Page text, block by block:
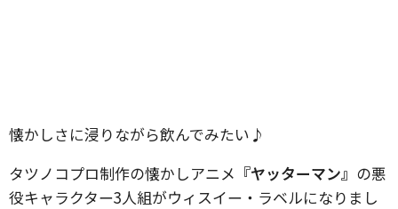
懐かしさに浸りながら飲んでみたい♪
タツノコプロ制作の懐かしアニメ 『ヤッターマン』 の悪
役キャラクター3人組がウィスイー・ラベルになりまし